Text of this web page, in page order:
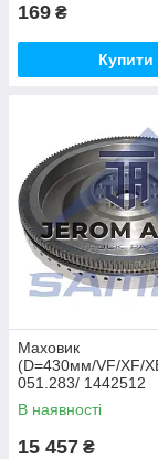
169 ₴
Купити
Маховик
(D=430мм/VF/XF/
051.283/ 1442512
В наявності
15 457 ₴